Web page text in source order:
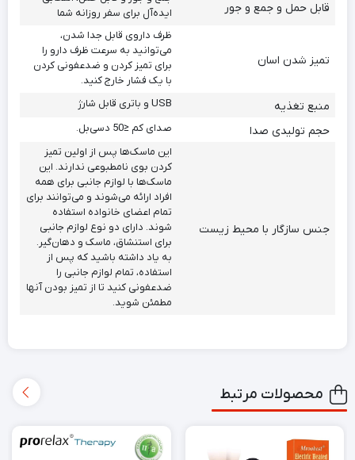
قابل حمل و جمع و جور
ایده‌آل برای سفر روزانه شما
تمیز شدن اسان
ظرف داروی قابل جدا شدن،
می‌توانید به سرعت ظرف دارو را
برای تمیز کردن و ضدعفونی کردن
با یک فشار خارج کنید.
منبع تغذیه USB و باتری قابل شارژ
حجم تولیدی صدا صدای کم ≤50 دسی‌بل.
جنس سازگار با محیط زیست
این ماسک‌ها پس از اولین تمیز
کردن بوی نامطبوعی ندارند. این
ماسک‌ها با لوازم جانبی برای همه
افراد ارائه می‌شوند و می‌توانند برای
تمام اعضای خانواده استفاده
شوند. دارای دو نوع لوازم جانبی
برای استنشاق، ماسک و دهان‌گیر.
به یاد داشته باشید که پس از
استفاده، تمام لوازم جانبی را
ضدعفونی کنید تا از تمیز بودن آنها
مطمئن شوید.
محصولات مرتبط